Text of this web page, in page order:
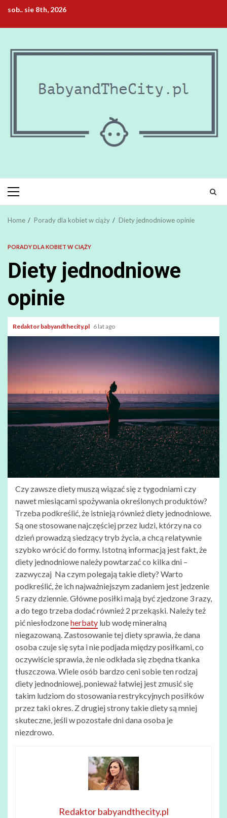
content
sob.. sie 8th, 2026
Primary
Menu
Home Porady dla kobiet w ciąży Diety jednodniowe opinie
PORADY DLA KOBIET W CIĄŻY
Diety jednodniowe
opinie
Redaktor babyandthecity.pl 6 lat ago
Czy zawsze diety muszą wiązać się z tygodniami czy
nawet miesiącami spożywania określonych produktów?
Trzeba podkreślić, że istnieją również diety jednodniowe.
Są one stosowane najczęściej przez ludzi, którzy na co
dzień prowadzą siedzący tryb życia, a chcą relatywnie
szybko wrócić do formy. Istotną informacją jest fakt, że
diety jednodniowe należy powtarzać co kilka dni –
zazwyczaj Na czym polegają takie diety? Warto
podkreślić, że ich najważniejszym zadaniem jest jedzenie
5 razy dziennie. Główne posiłki mają być zjedzone 3 razy,
a do tego trzeba dodać również 2 przekąski. Należy też
pić niesłodzoneherbaty lub wodę mineralną
niegazowaną. Zastosowanie tej diety sprawia, że dana
osoba czuje się syta i nie podjada między posiłkami, co
oczywiście sprawia, że nie odkłada się zbędna tkanka
tłuszczowa. Wiele osób bardzo ceni sobie ten rodzaj
diety jednodniowej, ponieważ łatwiej jest zmusić się
takim ludziom do stosowania restrykcyjnych posiłków
przez taki okres. Z drugiej strony takie diety są mniej
skuteczne, jeśli w pozostałe dni dana osoba je
niezdrowo.
Redaktor babyandthecity.pl